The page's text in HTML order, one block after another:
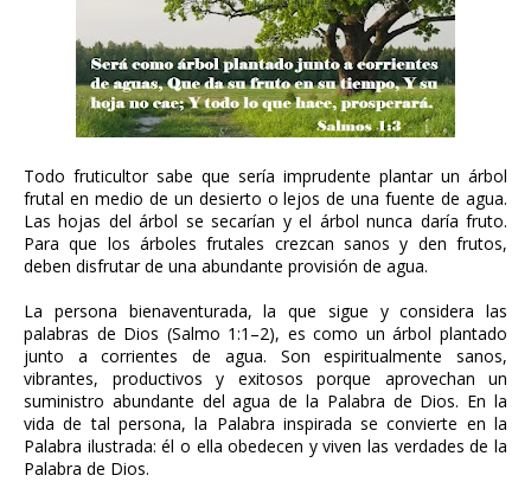
Todo fruticultor sabe que sería imprudente plantar un árbol
frutal en medio de un desierto o lejos de una fuente de agua.
Las hojas del árbol se secarían y el árbol nunca daría fruto.
Para que los árboles frutales crezcan sanos y den frutos,
deben disfrutar de una abundante provisión de agua.
La persona bienaventurada, la que sigue y considera las
palabras de Dios (Salmo 1:1–2), es como un árbol plantado
junto a corrientes de agua. Son espiritualmente sanos,
vibrantes, productivos y exitosos porque aprovechan un
suministro abundante del agua de la Palabra de Dios. En la
vida de tal persona, la Palabra inspirada se convierte en la
Palabra ilustrada: él o ella obedecen y viven las verdades de la
Palabra de Dios.